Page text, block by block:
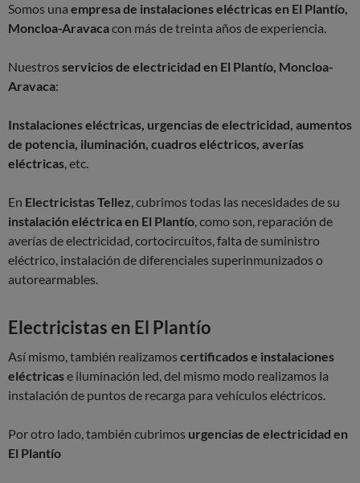
Somos una empresa de instalaciones eléctricas en El Plantío,
Moncloa-Aravacacon más de treinta años de experiencia.
Nuestros servicios de electricidad en El Plantío, Moncloa-
Aravaca:
Instalaciones eléctricas, urgencias de electricidad, aumentos
de potencia, iluminación, cuadros eléctricos, averías
eléctricas, etc.
En Electricistas Tellez, cubrimos todas las necesidades de su
instalación eléctrica en El Plantío, como son, reparación de
averías de electricidad, cortocircuitos, falta de suministro
eléctrico, instalación de diferenciales superinmunizados o
autorearmables.
Electricistas en El Plantío
Así mismo, también realizamos certificados e instalaciones
eléctricase iluminación led, del mismo modo realizamos la
instalación de puntos de recarga para vehículos eléctricos.
Por otro lado, también cubrimos urgencias de electricidad en
El Plantío